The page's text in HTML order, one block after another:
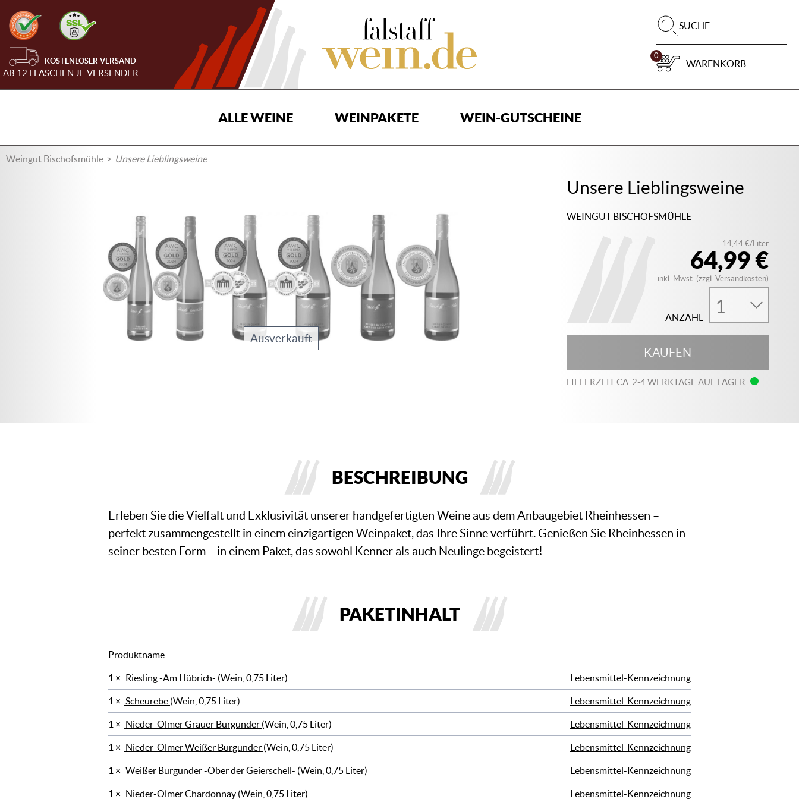
KOSTENLOSER VERSAND
AB 12 FLASCHEN JE VERSENDER
SUCHE
0
WARENKORB
ALLE WEINE WEINPAKETE WEIN-GUTSCHEINE
Weingut Bischofsmühle Unsere Lieblingsweine
Ausverkauft
Unsere Lieblingsweine
WEINGUT BISCHOFSMÜHLE
64,99 €
14,44 €/Liter
inkl. Mwst. (zzgl. Versandkosten)
ANZAHL
KAUFEN
LIEFERZEIT CA. 2-4 WERKTAGE AUF LAGER
BESCHREIBUNG
Erleben Sie die Vielfalt und Exklusivität unserer handgefertigten Weine aus dem Anbaugebiet Rheinhessen –
perfekt zusammengestellt in einem einzigartigen Weinpaket, das Ihre Sinne verführt. Genießen Sie Rheinhessen in
seiner besten Form – in einem Paket, das sowohl Kenner als auch Neulinge begeistert!
PAKETINHALT
Produktname
1 × Riesling -Am Hübrich- (Wein, 0,75 Liter) Lebensmittel-Kennzeichnung
1 × Scheurebe (Wein, 0,75 Liter) Lebensmittel-Kennzeichnung
1 × Nieder-Olmer Grauer Burgunder (Wein, 0,75 Liter) Lebensmittel-Kennzeichnung
1 × Nieder-Olmer Weißer Burgunder (Wein, 0,75 Liter) Lebensmittel-Kennzeichnung
1 × Weißer Burgunder -Ober der Geierschell- (Wein, 0,75 Liter) Lebensmittel-Kennzeichnung
1 × Nieder-Olmer Chardonnay (Wein, 0,75 Liter) Lebensmittel-Kennzeichnung